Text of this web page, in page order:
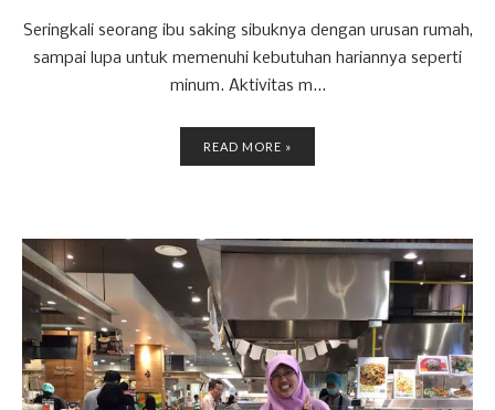
Seringkali seorang ibu saking sibuknya dengan urusan rumah,
sampai lupa untuk memenuhi kebutuhan hariannya seperti
minum. Aktivitas m...
READ MORE »